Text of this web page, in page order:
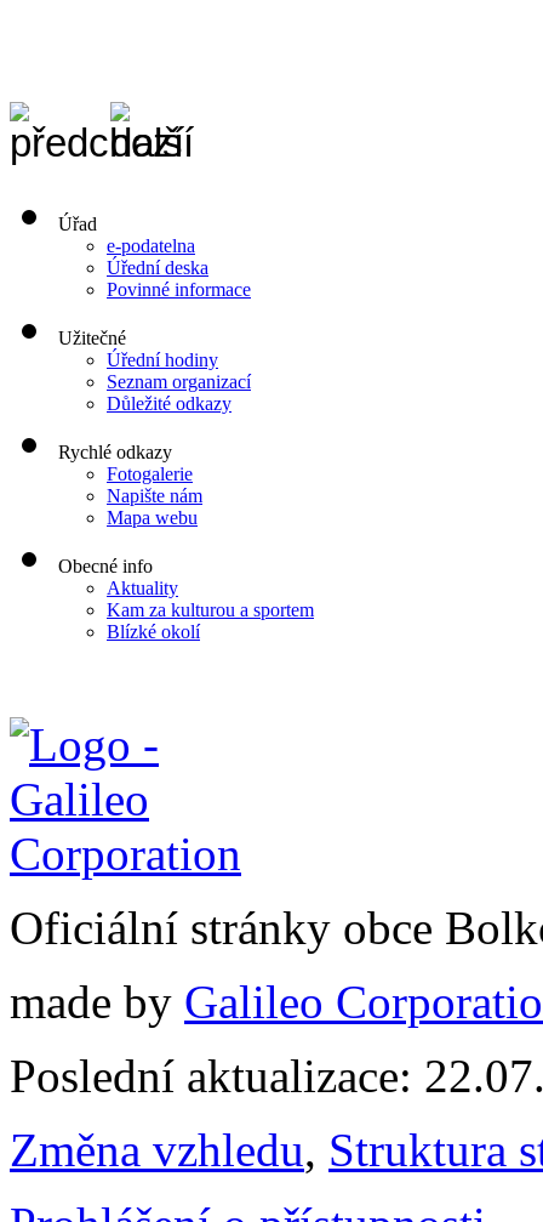
Úřad
e-podatelna
Úřední deska
Povinné informace
Užitečné
Úřední hodiny
Seznam organizací
Důležité odkazy
Rychlé odkazy
Fotogalerie
Napište nám
Mapa webu
Obecné info
Aktuality
Kam za kulturou a sportem
Blízké okolí
Oficiální stránky obce
made by Galileo
Poslední aktualizace:
Změna vzhledu, Struktura